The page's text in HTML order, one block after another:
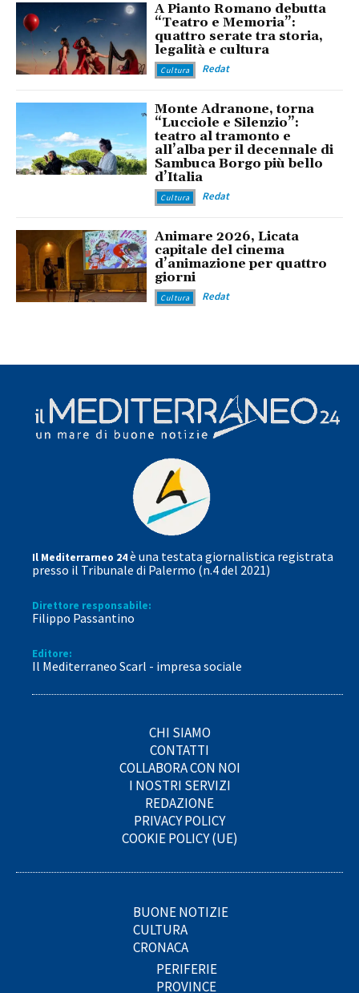
A Pianto Romano debutta
“Teatro e Memoria”:
quattro serate tra storia,
legalità e cultura
Cultura Redat
Monte Adranone, torna
“Lucciole e Silenzio”:
teatro al tramonto e
all’alba per il decennale di
Sambuca Borgo più bello
d’Italia
Cultura Redat
Animare 2026, Licata
capitale del cinema
d’animazione per quattro
giorni
Cultura Redat
Il Mediterrarneo 24è una testata giornalistica registrata
presso il Tribunale di Palermo (n.4 del 2021)
Direttore responsabile:
Filippo Passantino
Editore:
Il Mediterraneo Scarl - impresa sociale
CHI SIAMO
CONTATTI
COLLABORA CON NOI
I NOSTRI SERVIZI
REDAZIONE
PRIVACY POLICY
COOKIE POLICY (UE)
BUONE NOTIZIE
CULTURA
CRONACA
PERIFERIE
PROVINCE